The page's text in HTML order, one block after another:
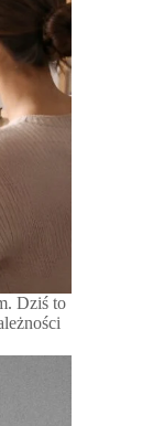
Dziś to